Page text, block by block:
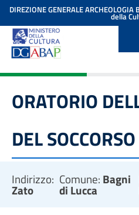
contenuto
DIREZIONE GENERALE ARCHEOLOGIA
della
ORATORIO
DEL SOCCORSO
Indirizzo:
Zato
Comune: Bagni
di Lucca